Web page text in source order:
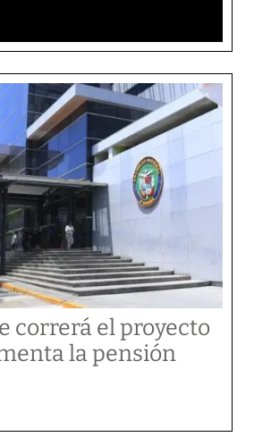
correrá el proyecto
la pensión